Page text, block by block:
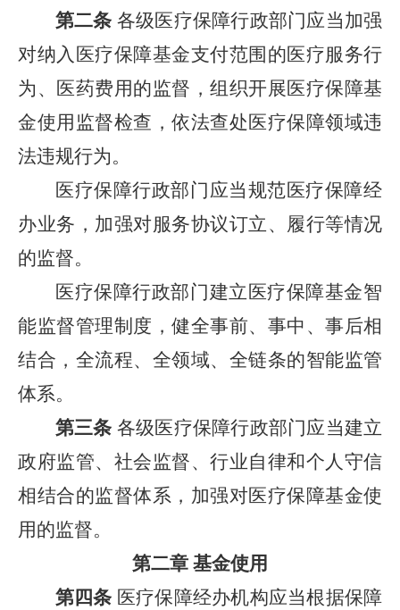
第二条 各级医疗保障行政部门应当加强
对纳入医疗保障基金支付范围的医疗服务行
为、医药费用的监督，组织开展医疗保障基
金使用监督检查，依法查处医疗保障领域违
法违规行为。
医疗保障行政部门应当规范医疗保障经
办业务，加强对服务协议订立、履行等情况
的监督。
医疗保障行政部门建立医疗保障基金智
能监督管理制度，健全事前、事中、事后相
结合，全流程、全领域、全链条的智能监管
体系。
第三条 各级医疗保障行政部门应当建立
政府监管、社会监督、行业自律和个人守信
相结合的监督体系，加强对医疗保障基金使
用的监督。
第二章 基金使用
第四条 医疗保障经办机构应当根据保障